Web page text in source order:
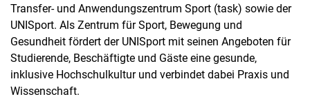
Transfer- und Anwendungszentrum Sport (task) sowie der
UNISport. Als Zentrum für Sport, Bewegung und
Gesundheit fördert der UNISport mit seinen Angeboten für
Studierende, Beschäftigte und Gäste eine gesunde,
inklusive Hochschulkultur und verbindet dabei Praxis und
Wissenschaft.